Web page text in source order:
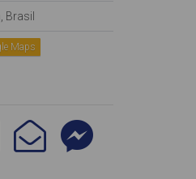
Brasil
Maps